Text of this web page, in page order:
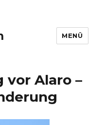
MENÜ
vor Alaro –